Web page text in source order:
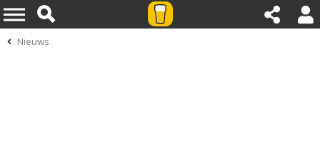
Nieuws